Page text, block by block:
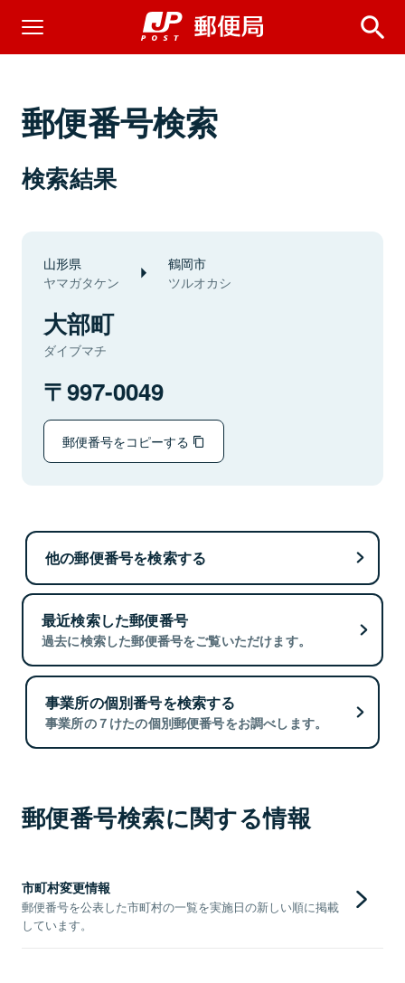
郵便番号検索
検索結果
山形県
ヤマガタケン
鶴岡市
ツルオカシ
大部町
ダイブマチ
997-0049
郵便番号をコピーする
他の郵便番号を検索する
最近検索した郵便番号
過去に検索した郵便番号をご覧いただけます。
事業所の個別番号を検索する
事業所の７けたの個別郵便番号をお調べします。
郵便番号検索に関する情報
市町村変更情報
郵便番号を公表した市町村の一覧を実施日の新しい順に掲載
しています。